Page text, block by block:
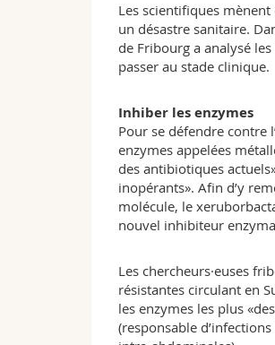
Les scientifiques
un désastre sanitaire.
de Fribourg a analysé
passer au stade clinique.
Inhiber les enzymes
Pour se défendre contre
enzymes appelées
des antibiotiques
inopérants». Afin d’y
molécule, le
nouvel inhibiteur
Les chercheurs·euses
résistantes circulant en
les enzymes les plus
(responsable